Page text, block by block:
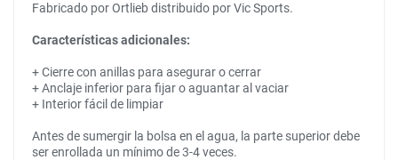
Fabricado por Ortlieb distribuido por Vic Sports.
Características adicionales:
+ Cierre con anillas para asegurar o cerrar
+ Anclaje inferior para fijar o aguantar al vaciar
+ Interior fácil de limpiar
Antes de sumergir la bolsa en el agua, la parte superior debe
ser enrollada un mínimo de 3-4 veces.